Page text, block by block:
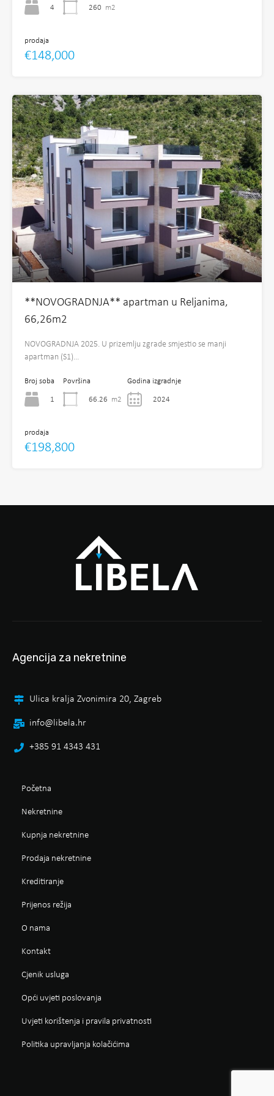
4 260 m2
prodaja
€148,000
**NOVOGRADNJA** apartman u Reljanima,
66,26m2
NOVOGRADNJA 2025. U prizemlju zgrade smjestio se manji
apartman (S1)…
Broj soba
1
Površina
66.26 m2
Godina izgradnje
2024
prodaja
€198,800
Agencija za nekretnine
Ulica kralja Zvonimira 20, Zagreb
info@libela.hr
+385 91 4343 431
Početna
Nekretnine
Kupnja nekretnine
Prodaja nekretnine
Kreditiranje
Prijenos režija
O nama
Kontakt
Cjenik usluga
Opći uvjeti poslovanja
Uvjeti korištenja i pravila privatnosti
Politika upravljanja kolačićima